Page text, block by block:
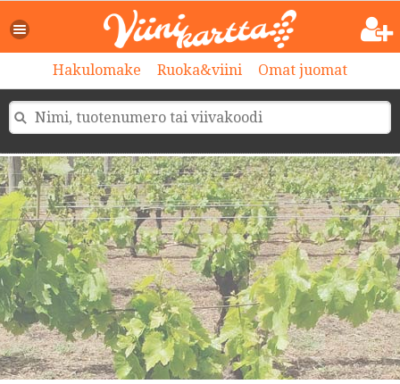
Hakulomake Ruoka&viini Omat juomat